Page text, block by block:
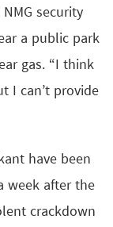
security
a public park
gas. “I think
I can’t provide
have been
week after the
crackdown